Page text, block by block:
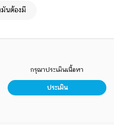
มันต้องมี
กรุณาประเมินเนื้อหา
ประเมิน